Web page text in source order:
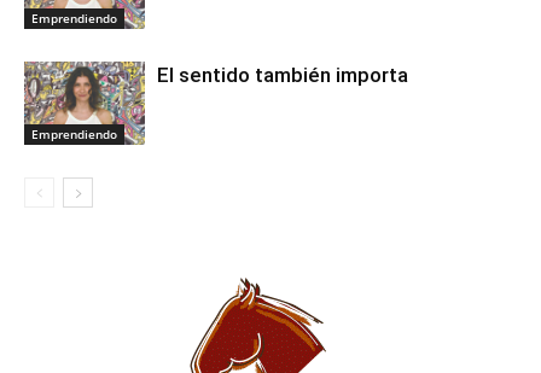
Emprendiendo
Emprendiendo
El sentido también importa